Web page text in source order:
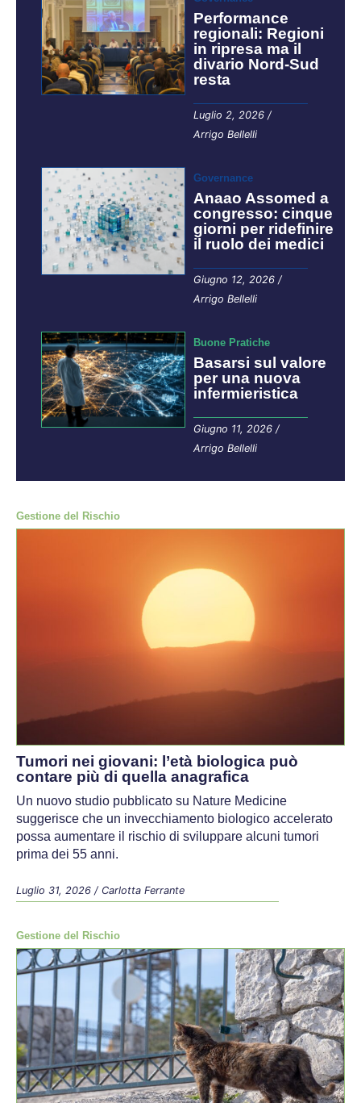
Performance
regionali: Regioni
in ripresa ma il
divario Nord-Sud
resta
Luglio 2, 2026 /
Arrigo Bellelli
Governance
Anaao Assomed a
congresso: cinque
giorni per ridefinire
il ruolo dei medici
Giugno 12, 2026 /
Arrigo Bellelli
Buone Pratiche
Basarsi sul valore
per una nuova
infermieristica
Giugno 11, 2026 /
Arrigo Bellelli
Gestione del Rischio
Tumori nei giovani: l’età biologica può
contare più di quella anagrafica
Un nuovo studio pubblicato su Nature Medicine
suggerisce che un invecchiamento biologico accelerato
possa aumentare il rischio di sviluppare alcuni tumori
prima dei 55 anni.
Luglio 31, 2026 / Carlotta Ferrante
Gestione del Rischio